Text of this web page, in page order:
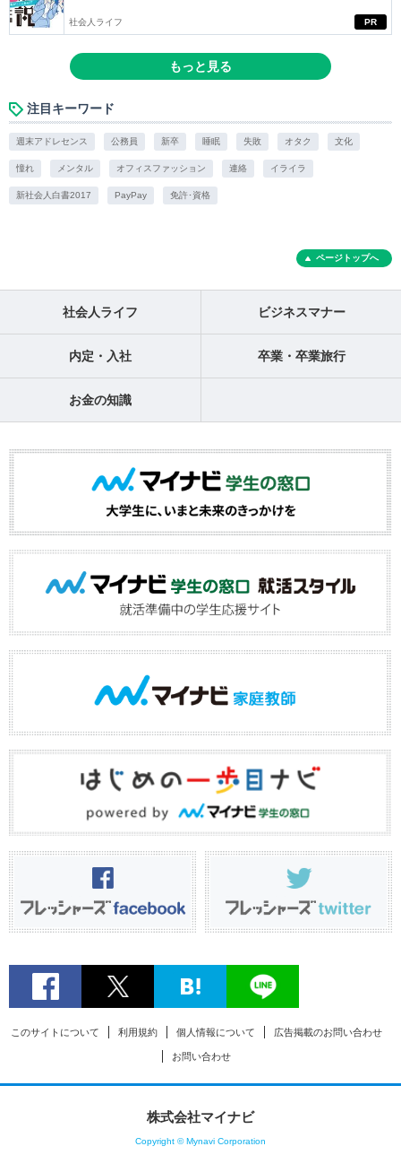
PR
社会人ライフ
もっと見る
注目キーワード
週末アドレセンス 公務員 新卒 睡眠 失敗 オタク 文化
憧れ メンタル オフィスファッション 連絡 イライラ
新社会人白書2017 PayPay 免許･資格
ページトップへ
社会人ライフ ビジネスマナー
内定・入社 卒業・卒業旅行
お金の知識
このサイトについて 利用規約 個人情報について 広告掲載のお問い合わせ
お問い合わせ
株式会社マイナビ
Copyright © Mynavi Corporation